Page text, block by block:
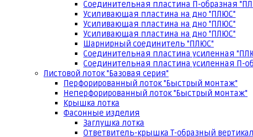
Соединительная пластина П-образная
Усиливающая пластина на дно "ПЛЮС"
Усиливающая пластина на дно "ПЛЮС"
Усиливающая пластина на дно "ПЛЮС"
Шарнирный соединитель "ПЛЮС"
Соединительная пластина усиленная
Соединительная пластина усиленная П-
Листовой лоток "Базовая серия"
Перфорированный лоток "Быстрый монтаж"
Неперфорированный лоток "Быстрый монтаж"
Крышка лотка
Фасонные изделия
Заглушка лотка
Ответвитель-крышка Т-образный